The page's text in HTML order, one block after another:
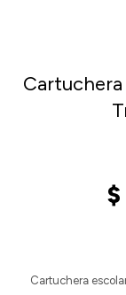
$
Cartuchera